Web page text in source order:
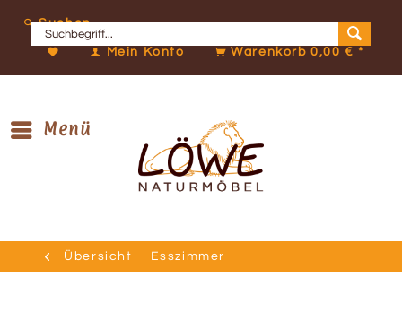
Suchen
Mein Konto Warenkorb0,00 € *
Menü
Übersicht Esszimmer